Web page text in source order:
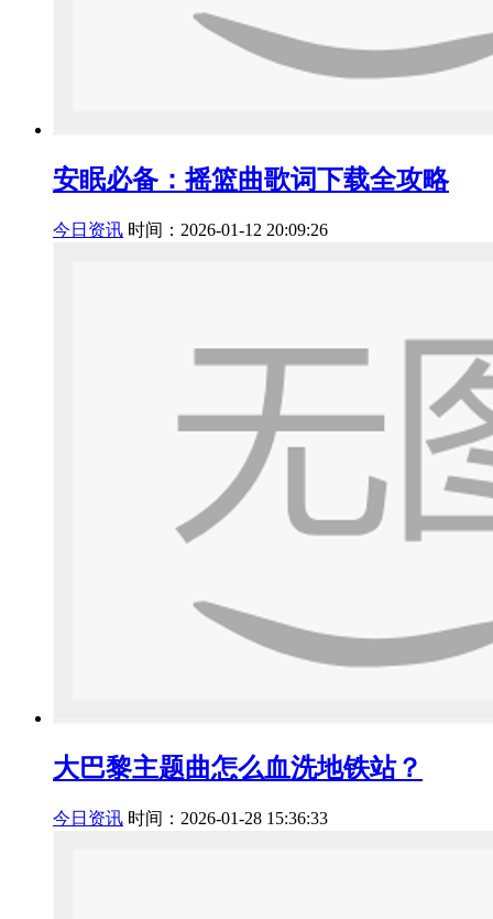
安眠必备：摇篮曲歌词下载全攻略
今日资讯 时间：2026-01-12 20:09:26
大巴黎主题曲怎么血洗地铁站？
今日资讯 时间：2026-01-28 15:36:33